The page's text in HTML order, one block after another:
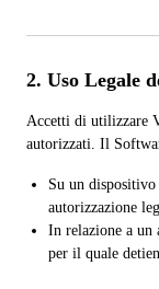
2. Uso Legale
Accetti di utilizzare
autorizzati. Il
Su un
autorizzazione
In relazione a un
per il quale